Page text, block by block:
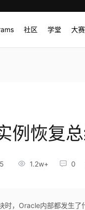
社区 学堂 大赛
例恢复
1.2w+ 0
时，Oracle内部都发生